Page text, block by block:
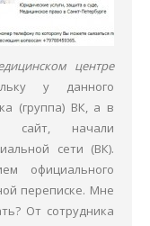
центре
у данного
(группа) ВК, а в
сайт, начали
сети (ВК).
официального
переписке. Мне
От сотрудника